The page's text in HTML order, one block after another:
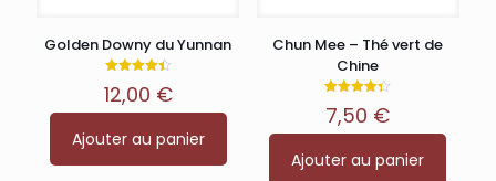
Golden Downy du Yunnan
4.40
sur 5
12,00 €
Ajouter au panier
Chun Mee – Thé vert de
Chine
4.33
sur 5
7,50 €
Ajouter au panier